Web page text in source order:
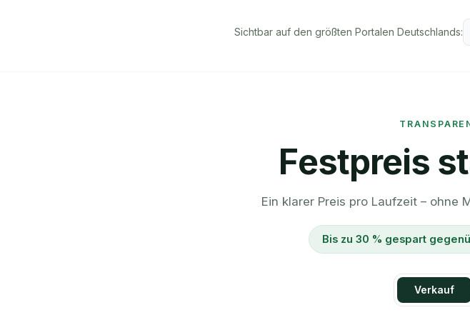
Sichtbar auf den größten Portalen Deutschlands:
Festpreis
Ein klarer Preis pro Laufzeit – ohne
Bis zu 30 % gespart
Verkauf